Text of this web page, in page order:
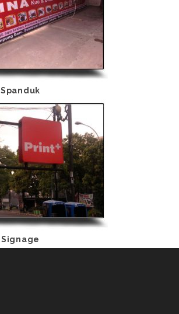
Spanduk
Signage